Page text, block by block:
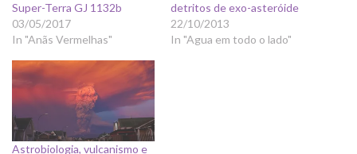
Super-Terra GJ 1132b
03/05/2017
In "Anãs Vermelhas"
detritos de exo-asteróide
22/10/2013
In "Agua em todo o lado"
Astrobiologia, vulcanismo e